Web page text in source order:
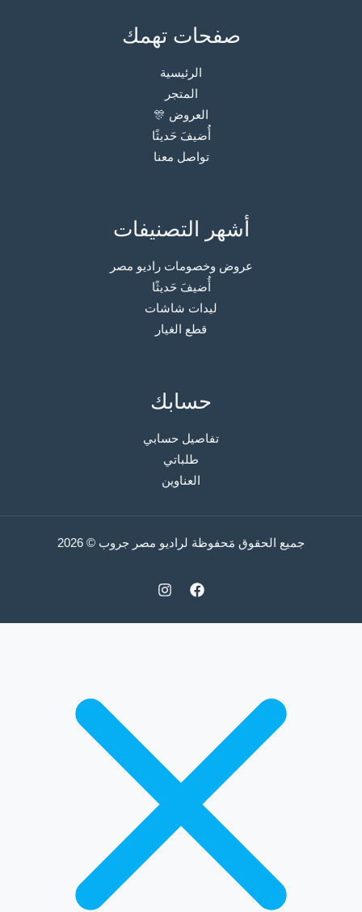
صفحات تهمك
الرئيسية
المتجر
العروض 🎊
أُضيفَ حَديثًا
تواصل معنا
أشهر التصنيفات
عروض وخصومات راديو مصر
أُضيفَ حَديثًا
ليدات شاشات
قطع الغيار
حسابك
تفاصيل حسابي
طلباتي
العناوين
جميع الحقوق مَحفوظة لراديو مصر جروب © 2026